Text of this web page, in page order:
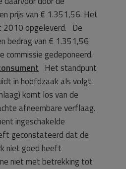
prijs van € 1.351,56. Het
2010 opgeleverd. De
bedrag van € 1.351,56
commissie gedeponeerd.
Het standpunt
in hoofdzaak als volgt.
komt los van de
afneembare verflaag.
ingeschakelde
geconstateerd dat de
niet goed heeft
niet met betrekking tot